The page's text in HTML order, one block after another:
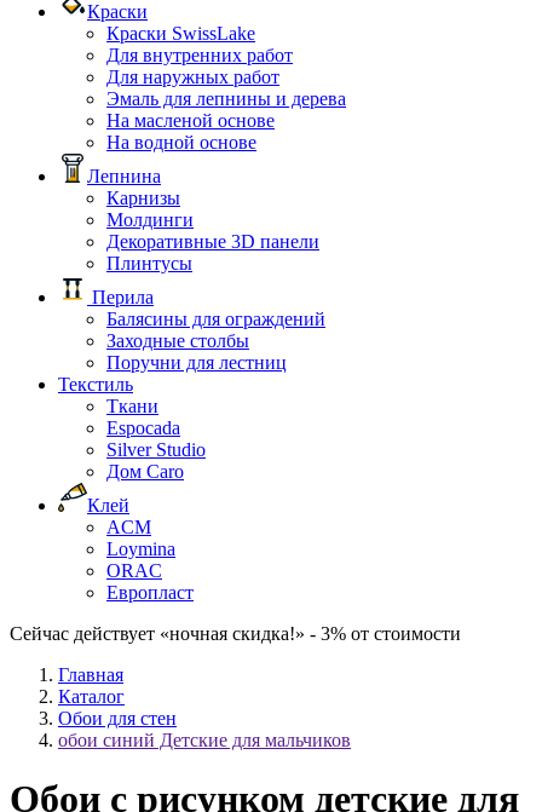
Краски
Краски SwissLake
Для внутренних работ
Для наружных работ
Эмаль для лепнины и дерева
На масленой основе
На водной основе
Лепнина
Карнизы
Молдинги
Декоративные 3D панели
Плинтусы
Перила
Балясины для ограждений
Заходные столбы
Поручни для лестниц
Текстиль
Ткани
Espocada
Silver Studio
Дом Caro
Клей
ACM
Loymina
ORAC
Европласт
Сейчас действует «ночная скидка!» - 3% от стоимости
Главная
Каталог
Обои для стен
обои синий Детские для мальчиков
Обои с рисунком детские для